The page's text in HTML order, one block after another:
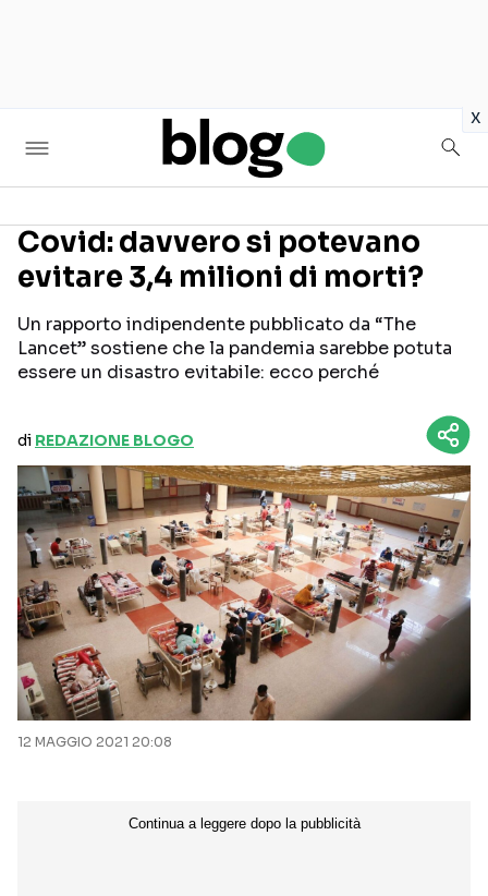
x
Seguici sui social
Covid: davvero si potevano
evitare 3,4 milioni di morti?
Un rapporto indipendente pubblicato da “The
Lancet” sostiene che la pandemia sarebbe potuta
essere un disastro evitabile: ecco perché
di REDAZIONE BLOGO
12 MAGGIO 2021 20:08